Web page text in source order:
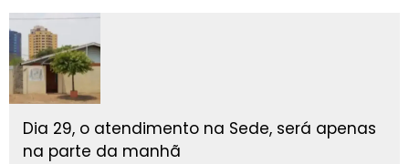
Dia 29, o atendimento na Sede, será apenas
na parte da manhã